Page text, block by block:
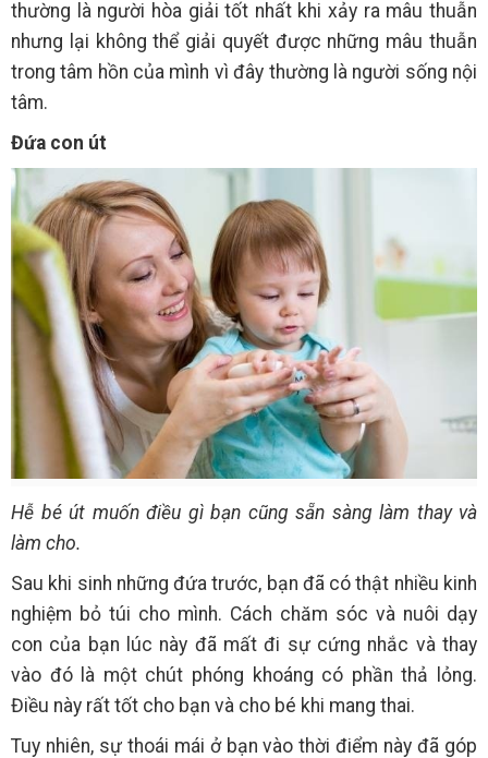
thường là người hòa giải tốt nhất khi xảy ra mâu thuẫn
nhưng lại không thể giải quyết được những mâu thuẫn
trong tâm hồn của mình vì đây thường là người sống nội
tâm.
Đứa con út
Hễ bé út muốn điều gì bạn cũng sẵn sàng làm thay và
làm cho.
Sau khi sinh những đứa trước, bạn đã có thật nhiều kinh
nghiệm bỏ túi cho mình. Cách chăm sóc và nuôi dạy
con của bạn lúc này đã mất đi sự cứng nhắc và thay
vào đó là một chút phóng khoáng có phần thả lỏng.
Điều này rất tốt cho bạn và cho bé khi mang thai.
Tuy nhiên, sự thoái mái ở bạn vào thời điểm này đã góp